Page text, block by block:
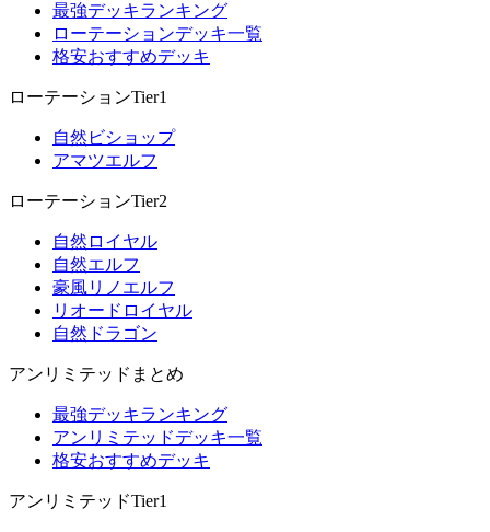
最強デッキランキング
ローテーションデッキ一覧
格安おすすめデッキ
ローテーションTier1
自然ビショップ
アマツエルフ
ローテーションTier2
自然ロイヤル
自然エルフ
豪風リノエルフ
リオードロイヤル
自然ドラゴン
アンリミテッドまとめ
最強デッキランキング
アンリミテッドデッキ一覧
格安おすすめデッキ
アンリミテッドTier1